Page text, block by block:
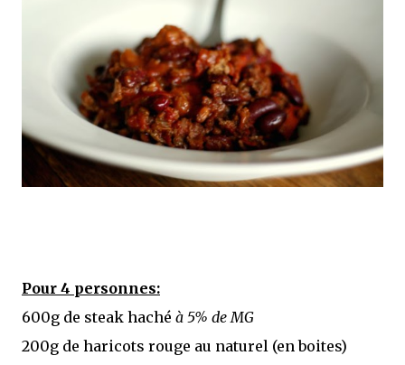
Pour 4 personnes:
600g de steak haché à 5% de MG
200g de haricots rouge au naturel (en boites)